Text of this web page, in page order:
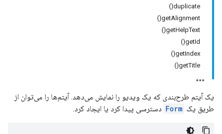
duplicate()
getAlignment()
getHelpText()
getId()
getIndex()
getTitle()
یک آیتم طرح‌بندی که یک ویدیو را نمایش می‌دهد. آیتم‌ها را می‌توان از
طریق یک Form دسترسی پیدا کرد یا ایجاد کرد.